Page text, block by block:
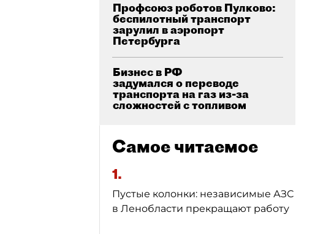
Профсоюз роботов Пулково:
беспилотный транспорт
зарулил в аэропорт
Петербурга
Бизнес в РФ
задумался о переводе
транспорта на газ из-за
сложностей с топливом
Самое читаемое
1.
Пустые колонки: независимые АЗС
в Ленобласти прекращают работу